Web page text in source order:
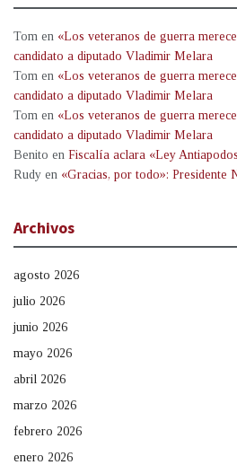
Tom en «Los veteranos de guerra
candidato a diputado Vladimir Melara
Tom en «Los veteranos de guerra
candidato a diputado Vladimir Melara
Tom en «Los veteranos de guerra
candidato a diputado Vladimir Melara
Benito en Fiscalía aclara «Ley
Rudy en «Gracias, por todo»: Presidente
Archivos
agosto 2026
julio 2026
junio 2026
mayo 2026
abril 2026
marzo 2026
febrero 2026
enero 2026